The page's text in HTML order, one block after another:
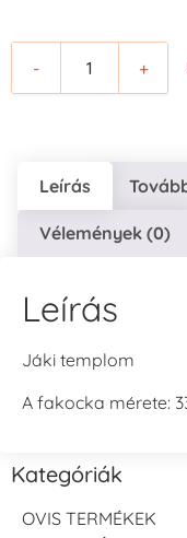
- +
Leírás
Vélemények (0)
Leírás
Jáki templom
A fakocka mérete:
Kategóriák
OVIS TERMÉKEK